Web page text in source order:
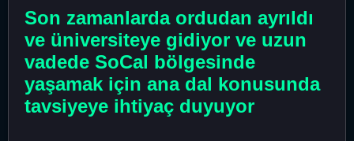
Son zamanlarda ordudan ayrıldı
ve üniversiteye gidiyor ve uzun
vadede SoCal bölgesinde
yaşamak için ana dal konusunda
tavsiyeye ihtiyaç duyuyor